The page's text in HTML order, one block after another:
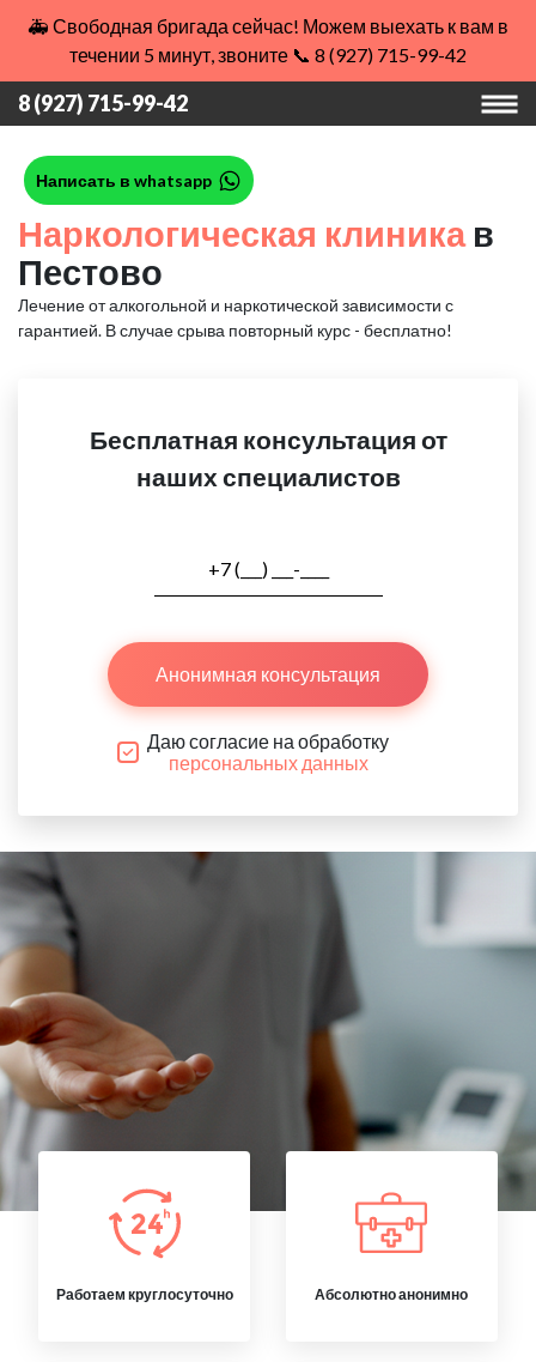
🚑 Свободная бригада сейчас! Можем выехать к вам в
течении 5 минут, звоните 📞 8 (927) 715-99-42
8 (927) 715-99-42
Написать в whatsapp
Наркологическая клиникав
Пестово
Лечение от алкогольной и наркотической зависимости с
гарантией. В случае срыва повторный курс - бесплатно!
Бесплатная консультация от
наших специалистов
Анонимная консультация
Даю согласие на обработку
персональных данных
Работаем круглосуточно Абсолютно анонимно